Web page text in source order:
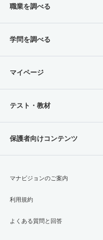
職業を調べる
学問を調べる
マイページ
テスト・教材
保護者向けコンテンツ
マナビジョンのご案内
利用規約
よくある質問と回答